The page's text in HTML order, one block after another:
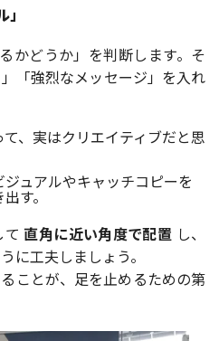
かどうか」を判断します。そ
「強烈なメッセージ」を入れ
て、実はクリエイティブだと思
ジュアルやキャッチコピーを
す。
て直角に近い角度で配置 し、
に工夫しましょう。
ことが、足を止めるための第